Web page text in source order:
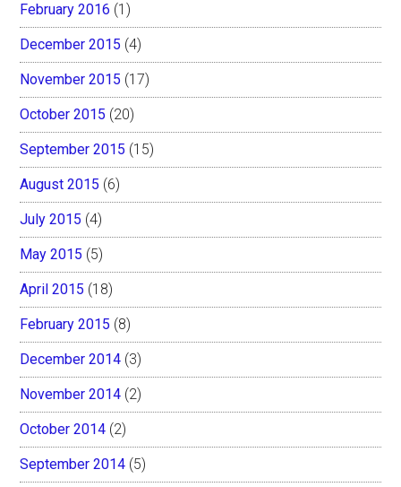
February 2016 (1)
December 2015 (4)
November 2015 (17)
October 2015 (20)
September 2015 (15)
August 2015 (6)
July 2015 (4)
May 2015 (5)
April 2015 (18)
February 2015 (8)
December 2014 (3)
November 2014 (2)
October 2014 (2)
September 2014 (5)